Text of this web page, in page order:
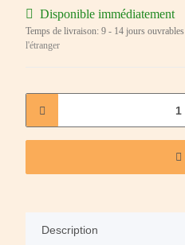
Disponible immédiatement
Temps de livraison: 9 - 14 jours ouvrables
l'étranger
Description